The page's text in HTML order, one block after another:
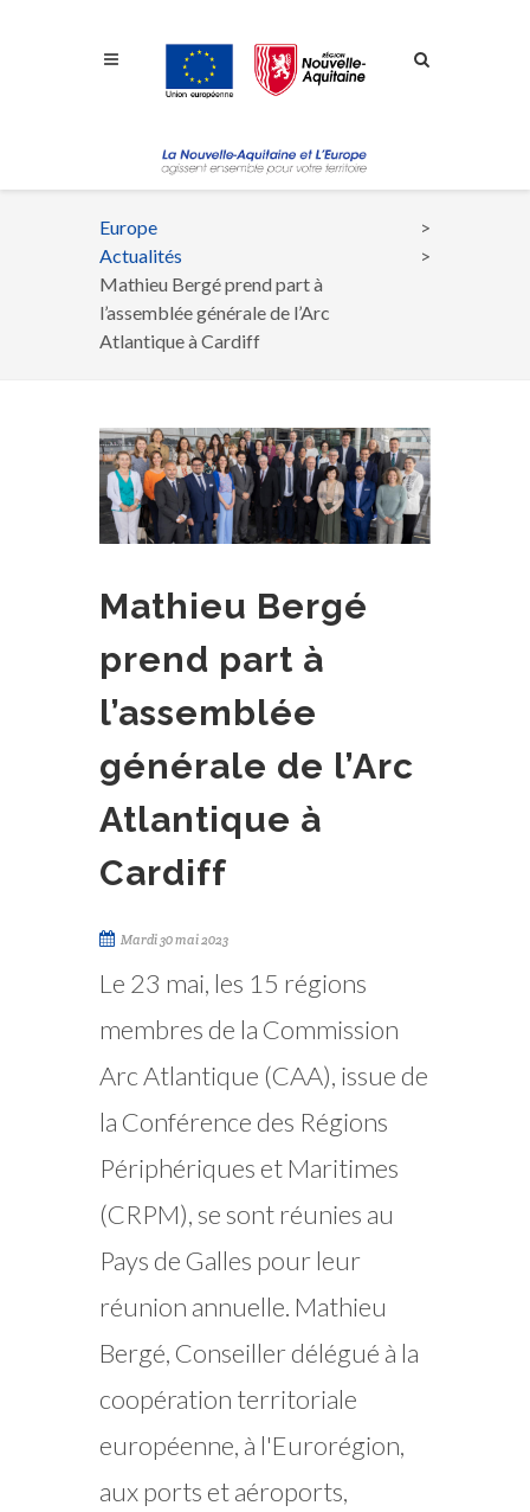
Fil
d'Ariane
Europe
Actualités
Mathieu Bergé prend part à
l’assemblée générale de l’Arc
Atlantique à Cardiff
Mathieu Bergé
prend part à
l’assemblée
générale de l’Arc
Atlantique à
Cardiff
Mardi 30 mai 2023
Le 23 mai, les 15 régions
membres de la Commission
Arc Atlantique (CAA), issue de
la Conférence des Régions
Périphériques et Maritimes
(CRPM), se sont réunies au
Pays de Galles pour leur
réunion annuelle. Mathieu
Bergé, Conseiller délégué à la
coopération territoriale
européenne, à l'Eurorégion,
aux ports et aéroports,